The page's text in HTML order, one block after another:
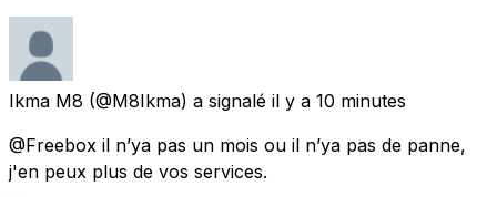
Ikma M8 (@M8Ikma) a signalé il y a 10 minutes
@Freebox il n’ya pas un mois ou il n’ya pas de panne,
j'en peux plus de vos services.